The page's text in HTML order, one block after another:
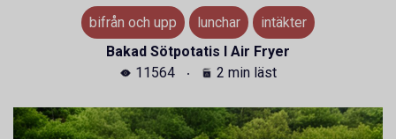
bifrån och upp lunchar
intäkter
Bakad Sötpotatis I Air Fryer
11564
2 min läst